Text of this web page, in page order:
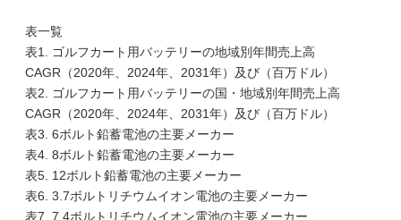
表一覧
表1. ゴルフカート用バッテリーの地域別年間売上高
CAGR（2020年、2024年、2031年）及び（百万ドル）
表2. ゴルフカート用バッテリーの国・地域別年間売上高
CAGR（2020年、2024年、2031年）及び（百万ドル）
表3. 6ボルト鉛蓄電池の主要メーカー
表4. 8ボルト鉛蓄電池の主要メーカー
表5. 12ボルト鉛蓄電池の主要メーカー
表6. 3.7ボルトリチウムイオン電池の主要メーカー
表7. 7.4ボルトリチウムイオン電池の主要メーカー